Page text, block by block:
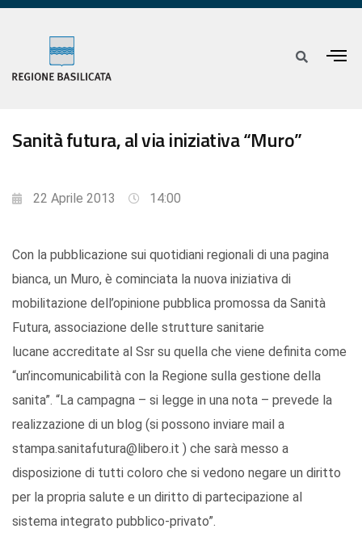
Sanità futura, al via iniziativa “Muro”
22 Aprile 2013 14:00
Con la pubblicazione sui quotidiani regionali di una pagina
bianca, un Muro, è cominciata la nuova iniziativa di
mobilitazione dell’opinione pubblica promossa da Sanità
Futura, associazione delle strutture sanitarie
lucane accreditate al Ssr su quella che viene definita come
“un’incomunicabilità con la Regione sulla gestione della
sanita”. “La campagna – si legge in una nota – prevede la
realizzazione di un blog (si possono inviare mail a
stampa.sanitafutura@libero.it ) che sarà messo a
disposizione di tutti coloro che si vedono negare un diritto
per la propria salute e un diritto di partecipazione al
sistema integrato pubblico-privato”.